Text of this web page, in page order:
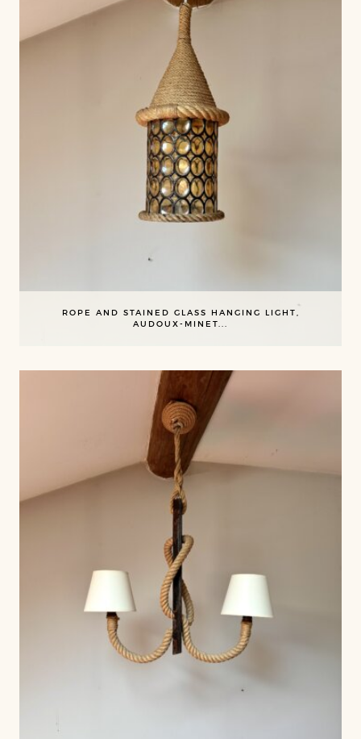
ROPE AND STAINED GLASS HANGING LIGHT,
AUDOUX-MINET...